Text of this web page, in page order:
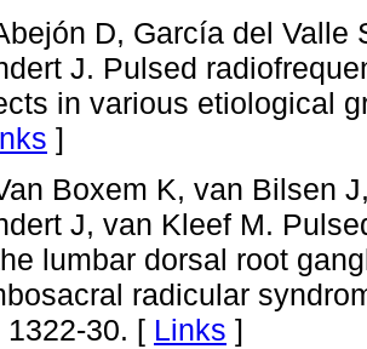
D, García del Valle
J. Pulsed
in various etiological
]
Boxem K, van Bilsen
J, van Kleef M.
lumbar dorsal root
radicular
1322-30. [ Links ]